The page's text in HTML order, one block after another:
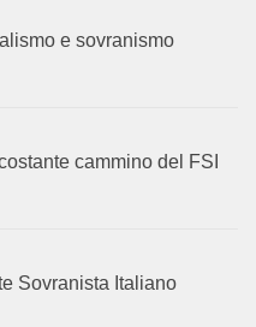
e sovranismo
cammino del FSI
Sovranista Italiano